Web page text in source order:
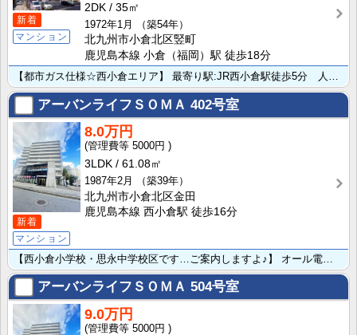
新着
マンション
2DK
35㎡
1972年1月
（築54年）
北九州市小倉北区竪町
鹿児島本線 小倉（福岡）駅 徒歩18分
アーバンライフＳＯＭＡ 402号室
新着
マンション
8.0万円
5000円
3LDK
61.08㎡
1987年2月
（築39年）
北九州市小倉北区金田
鹿児島本線 西小倉駅 徒歩16分
アーバンライフＳＯＭＡ 504号室
9.0万円
5000円